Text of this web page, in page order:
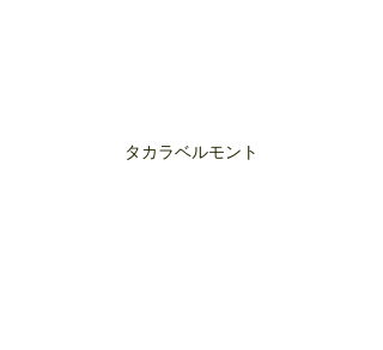
タカラベルモント